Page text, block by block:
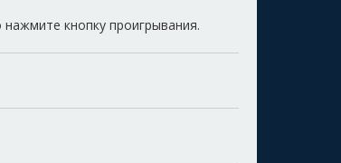
кнопку проигрывания.